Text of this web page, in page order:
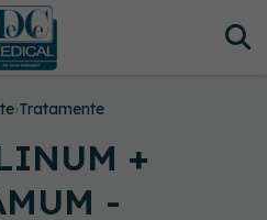
›Tratamente
+
-